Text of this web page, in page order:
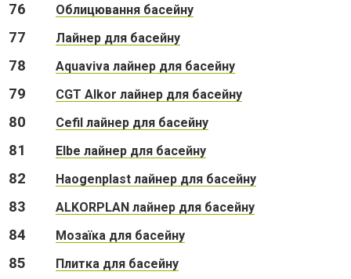
76 Облицювання басейну
77 Лайнер для басейну
78 Aquaviva лайнер для басейну
79 CGT Alkor лайнер для басейну
80 Сefil лайнер для басейну
81 Elbe лайнер для басейну
82 Haogenplast лайнер для басейну
83 ALKORPLAN лайнер для басейну
84 Мозаїка для басейну
85 Плитка для басейну